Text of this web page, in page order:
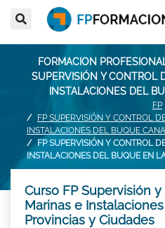
FORMACION
SUPERVISIÓN Y CONTROL
INSTALACIONES DEL
FP
FP SUPERVISIÓN Y CONTROL
INSTALACIONES DEL BUQUE
FP SUPERVISIÓN Y CONTROL
INSTALACIONES DEL BUQUE EN
Curso FP Supervisión
Marinas e
Provincias y Ciudades